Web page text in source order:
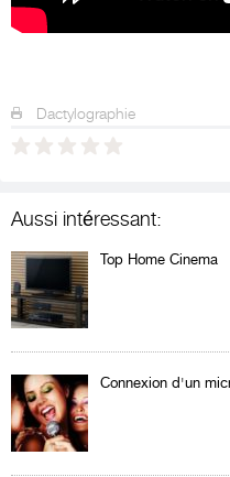
Dactylographie
Aussi intéressant:
Top Home Cinema
Connexion d'un